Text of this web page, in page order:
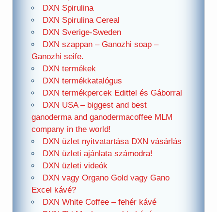
DXN Spirulina
DXN Spirulina Cereal
DXN Sverige-Sweden
DXN szappan – Ganozhi soap –
Ganozhi seife.
DXN termékek
DXN termékkatalógus
DXN termékpercek Edittel és Gáborral
DXN USA – biggest and best
ganoderma and ganodermacoffee MLM
company in the world!
DXN üzlet nyitvatartása DXN vásárlás
DXN üzleti ajánlata számodra!
DXN üzleti videók
DXN vagy Organo Gold vagy Gano
Excel kávé?
DXN White Coffee – fehér kávé